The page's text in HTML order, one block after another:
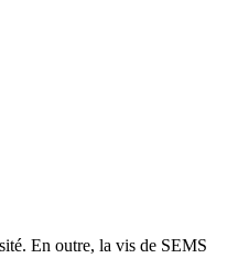
En outre, la vis de SEMS